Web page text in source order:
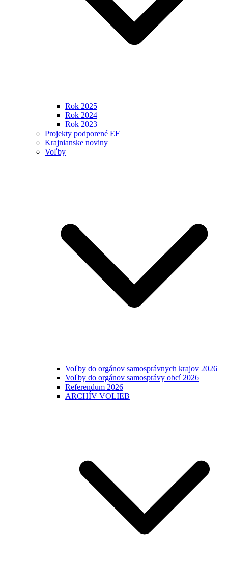
Rok 2025
Rok 2024
Rok 2023
Projekty podporené EF
Krajnianske noviny
Voľby
Voľby do orgánov samosprávnych krajov 2026
Voľby do orgánov samosprávy obcí 2026
Referendum 2026
ARCHÍV VOLIEB